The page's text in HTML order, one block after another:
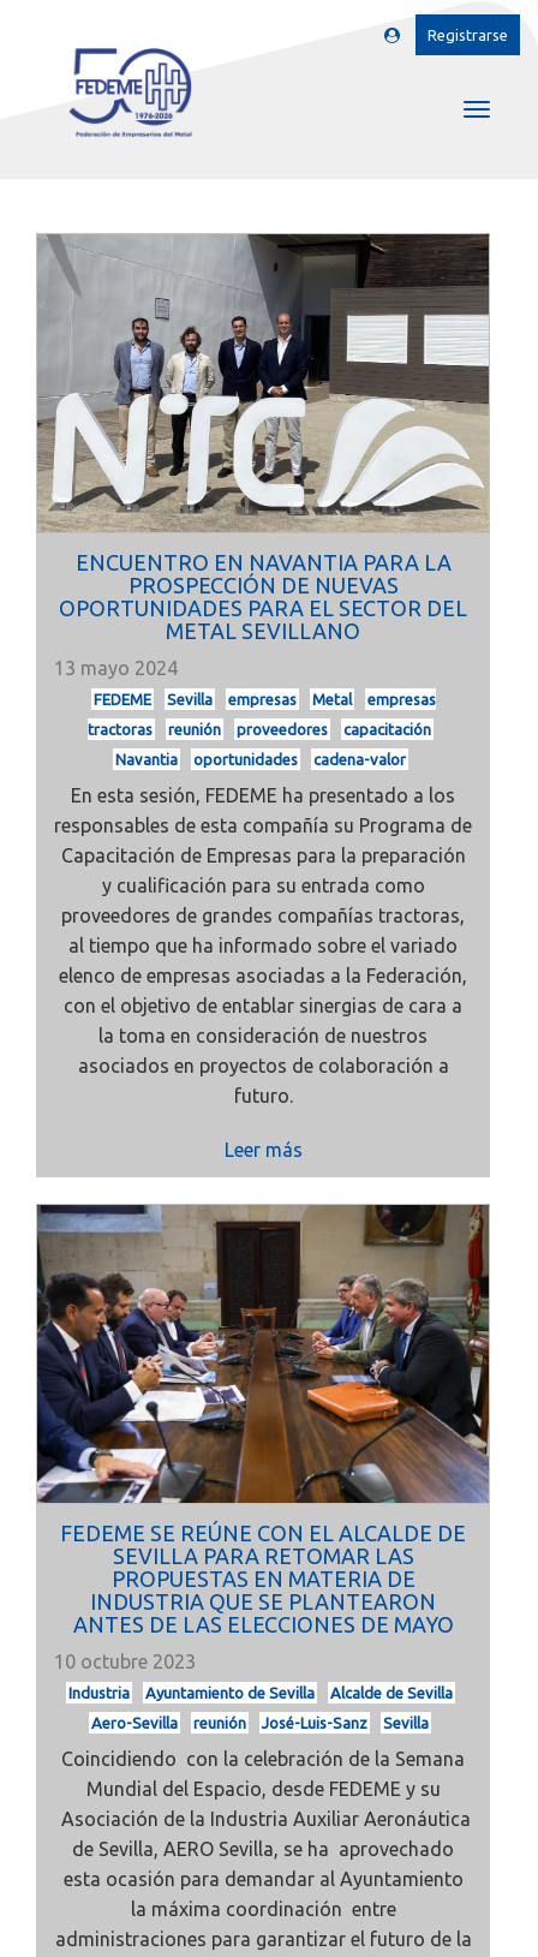
Registrarse
ENCUENTRO EN NAVANTIA PARA LA
PROSPECCIÓN DE NUEVAS
OPORTUNIDADES PARA EL SECTOR DEL
METAL SEVILLANO
13 mayo 2024
FEDEME Sevilla empresas Metal
empresas
tractoras
reunión proveedores
capacitación
Navantia
oportunidades cadena-valor
En esta sesión, FEDEME ha presentado a los
responsables de esta compañía su Programa de
Capacitación de Empresas para la preparación
y cualificación para su entrada como
proveedores de grandes compañías tractoras,
al tiempo que ha informado sobre el variado
elenco de empresas asociadas a la Federación,
con el objetivo de entablar sinergias de cara a
la toma en consideración de nuestros
asociados en proyectos de colaboración a
futuro.
Leer más
FEDEME SE REÚNE CON EL ALCALDE DE
SEVILLA PARA RETOMAR LAS
PROPUESTAS EN MATERIA DE
INDUSTRIA QUE SE PLANTEARON
ANTES DE LAS ELECCIONES DE MAYO
10 octubre 2023
Industria Ayuntamiento de Sevilla
Alcalde de Sevilla
Aero-Sevilla
reunión José-Luis-Sanz Sevilla
Coincidiendo con la celebración de la Semana
Mundial del Espacio, desde FEDEME y su
Asociación de la Industria Auxiliar Aeronáutica
de Sevilla, AERO Sevilla, se ha aprovechado
esta ocasión para demandar al Ayuntamiento
la máxima coordinación entre
administraciones para garantizar el futuro de la